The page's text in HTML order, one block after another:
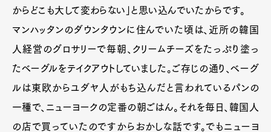
からどこも大して変わらない」と思い込んでいたからです。
マンハッタンのダウンタウンに住んでいた頃は、近所の韓国
人経営のグロサリーで毎朝、クリームチーズをたっぷり塗っ
たベーグルをテイクアウトしていました。ご存じの通り、ベーグ
ルは東欧からユダヤ人がもち込んだと言われているパンの
一種で、ニューヨークの定番の朝ごはん。それを毎日、韓国人
の店で買っていたのですからおかしな話です。でもニューヨ